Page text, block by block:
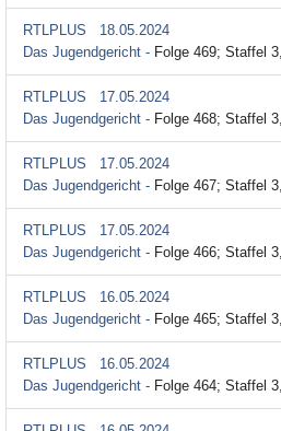
RTLPLUS
18.05.2024
Das Jugendgericht - Folge 469; Staffel
RTLPLUS
17.05.2024
Das Jugendgericht - Folge 468; Staffel
RTLPLUS
17.05.2024
Das Jugendgericht - Folge 467; Staffel
RTLPLUS
17.05.2024
Das Jugendgericht - Folge 466; Staffel
RTLPLUS
16.05.2024
Das Jugendgericht - Folge 465; Staffel
RTLPLUS
16.05.2024
Das Jugendgericht - Folge 464; Staffel